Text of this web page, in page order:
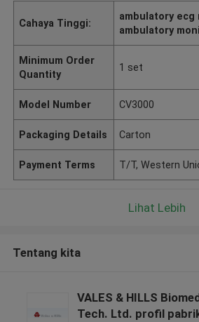
Cahaya Tinggi:
ambulatory
ambulatory
Minimum Order
Quantity
1 set
Model Number CV3000
Packaging Details Carton
Payment Terms T/T, Western
Lihat Lebih
Tentang kita
VALES & HILLS
Tech. Ltd. profil